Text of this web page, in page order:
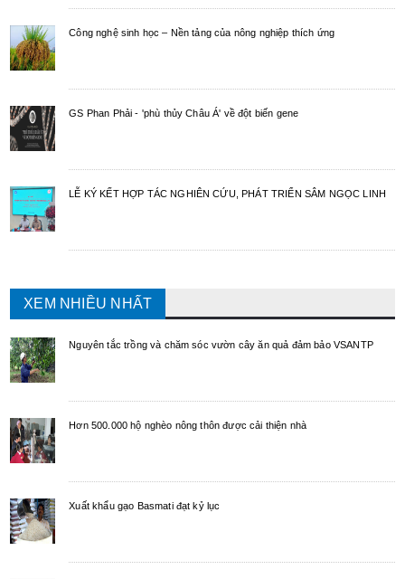
Công nghệ sinh học – Nền tảng của nông nghiệp thích ứng
GS Phan Phải - 'phù thủy Châu Á' về đột biến gene
LỄ KÝ KẾT HỢP TÁC NGHIÊN CỨU, PHÁT TRIỂN SÂM NGỌC LINH
XEM NHIỀU NHẤT
Nguyên tắc trồng và chăm sóc vườn cây ăn quả đảm bảo VSANTP
Hơn 500.000 hộ nghèo nông thôn được cải thiện nhà
Xuất khẩu gạo Basmati đạt kỷ lục